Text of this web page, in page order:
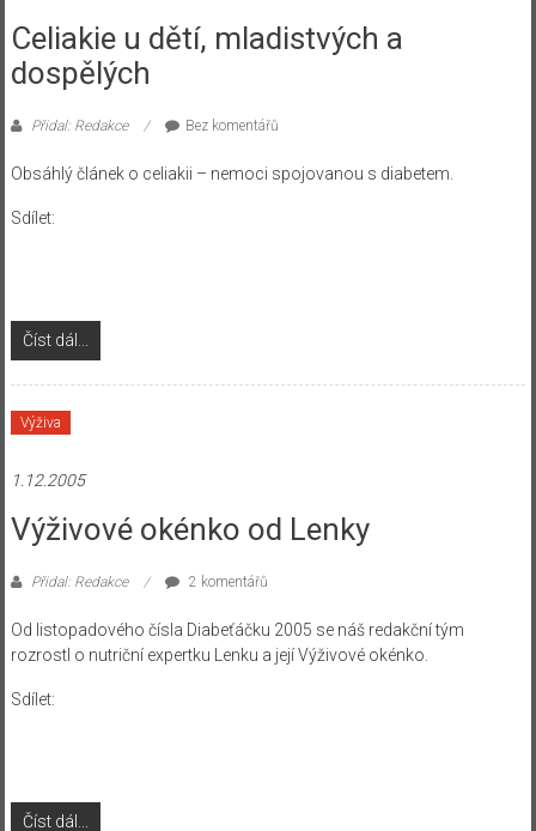
Celiakie u dětí, mladistvých a
dospělých
Přidal: Redakce Bez komentářů
Obsáhlý článek o celiakii – nemoci spojovanou s diabetem.
Sdílet:
Číst dál...
Výživa
1.12.2005
Výživové okénko od Lenky
Přidal: Redakce 2 komentářů
Od listopadového čísla Diabeťáčku 2005 se náš redakční tým
rozrostl o nutriční expertku Lenku a její Výživové okénko.
Sdílet:
Číst dál...